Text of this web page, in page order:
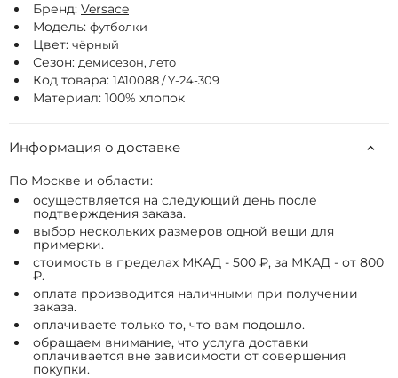
Бренд: Versace
Модель: футболки
Цвет: чёрный
Сезон: демисезон, лето
Код товара: 1A10088 / Y-24-309
Материал: 100% хлопок
Информация о доставке
По Москве и области:
осуществляется на следующий день после
подтверждения заказа.
выбор нескольких размеров одной вещи для
примерки.
стоимость в пределах МКАД - 500 ₽, за МКАД - от 800
₽.
оплата производится наличными при получении
заказа.
оплачиваете только то, что вам подошло.
обращаем внимание, что услуга доставки
оплачивается вне зависимости от совершения
покупки.